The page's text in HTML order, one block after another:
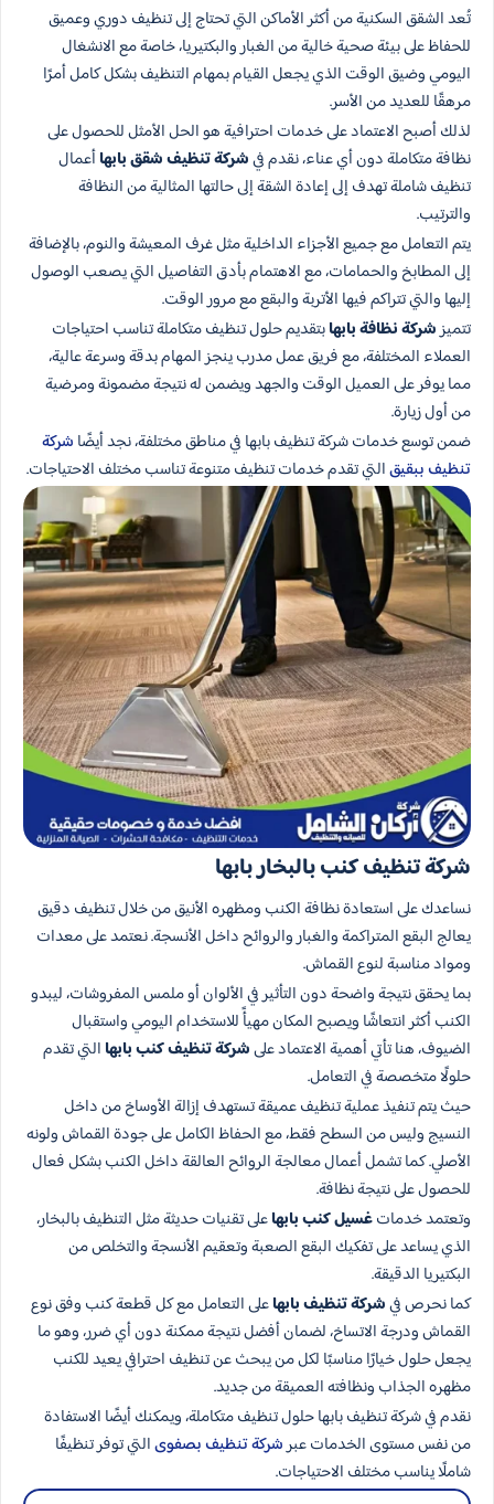
تُعد الشقق السكنية من أكثر الأماكن التي تحتاج إلى تنظيف دوري وعميق
للحفاظ على بيئة صحية خالية من الغبار والبكتيريا، خاصة مع الانشغال
اليومي وضيق الوقت الذي يجعل القيام بمهام التنظيف بشكل كامل أمرًا
مرهقًا للعديد من الأسر.
لذلك أصبح الاعتماد على خدمات احترافية هو الحل الأمثل للحصول على
نظافة متكاملة دون أي عناء، نقدم فيشركة تنظيف شقق بابهاأعمال
تنظيف شاملة تهدف إلى إعادة الشقة إلى حالتها المثالية من النظافة
والترتيب.
يتم التعامل مع جميع الأجزاء الداخلية مثل غرف المعيشة والنوم، بالإضافة
إلى المطابخ والحمامات، مع الاهتمام بأدق التفاصيل التي يصعب الوصول
إليها والتي تتراكم فيها الأتربة والبقع مع مرور الوقت.
تتميزشركة نظافة بابهابتقديم حلول تنظيف متكاملة تناسب احتياجات
العملاء المختلفة، مع فريق عمل مدرب ينجز المهام بدقة وسرعة عالية،
مما يوفر على العميل الوقت والجهد ويضمن له نتيجة مضمونة ومرضية
من أول زيارة.
ضمن توسع خدمات شركة تنظيف بابها في مناطق مختلفة، نجد أيضًا شركة
تنظيف ببقيقالتي تقدم خدمات تنظيف متنوعة تناسب مختلف الاحتياجات.
شركة تنظيف كنب بالبخار بابها
نساعدك على استعادة نظافة الكنب ومظهره الأنيق من خلال تنظيف دقيق
يعالج البقع المتراكمة والغبار والروائح داخل الأنسجة. نعتمد على معدات
ومواد مناسبة لنوع القماش.
بما يحقق نتيجة واضحة دون التأثير في الألوان أو ملمس المفروشات، ليبدو
الكنب أكثر انتعاشًا ويصبح المكان مهيأً للاستخدام اليومي واستقبال
الضيوف، هنا تأتي أهمية الاعتماد علىشركة تنظيف كنب بابها التي تقدم
حلولًا متخصصة في التعامل.
حيث يتم تنفيذ عملية تنظيف عميقة تستهدف إزالة الأوساخ من داخل
النسيج وليس من السطح فقط، مع الحفاظ الكامل على جودة القماش ولونه
الأصلي. كما تشمل أعمال معالجة الروائح العالقة داخل الكنب بشكل فعال
للحصول على نتيجة نظافة.
وتعتمد خدماتغسيل كنب بابهاعلى تقنيات حديثة مثل التنظيف بالبخار،
الذي يساعد على تفكيك البقع الصعبة وتعقيم الأنسجة والتخلص من
البكتيريا الدقيقة.
كما نحرص فيشركة تنظيف بابهاعلى التعامل مع كل قطعة كنب وفق نوع
القماش ودرجة الاتساخ، لضمان أفضل نتيجة ممكنة دون أي ضرر، وهو ما
يجعل حلول خيارًا مناسبًا لكل من يبحث عن تنظيف احترافي يعيد للكنب
مظهره الجذاب ونظافته العميقة من جديد.
نقدم في شركة تنظيف بابها حلول تنظيف متكاملة، ويمكنك أيضًا الاستفادة
من نفس مستوى الخدمات عبرشركة تنظيف بصفوىالتي توفر تنظيفًا
شاملًا يناسب مختلف الاحتياجات.